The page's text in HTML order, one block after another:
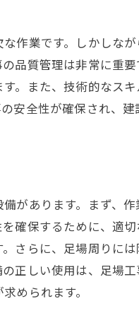
作業です。しかしな
品質管理は非常に重
。また、技術的なス
安全性が確保され、
があります。まず、
確保するために、適
さらに、足場周りに
正しい使用は、足場
められます。